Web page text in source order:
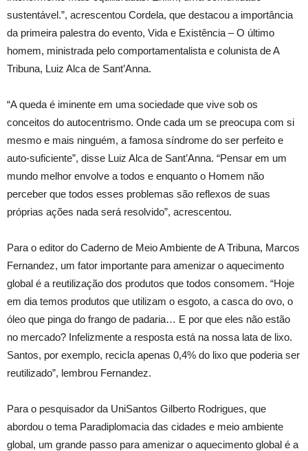
sustentável.”, acrescentou Cordela, que destacou a importância
da primeira palestra do evento, Vida e Existência – O último
homem, ministrada pelo comportamentalista e colunista de A
Tribuna, Luiz Alca de Sant’Anna.
“A queda é iminente em uma sociedade que vive sob os
conceitos do autocentrismo. Onde cada um se preocupa com si
mesmo e mais ninguém, a famosa síndrome do ser perfeito e
auto-suficiente”, disse Luiz Alca de Sant’Anna. “Pensar em um
mundo melhor envolve a todos e enquanto o Homem não
perceber que todos esses problemas são reflexos de suas
próprias ações nada será resolvido”, acrescentou.
Para o editor do Caderno de Meio Ambiente de A Tribuna, Marcos
Fernandez, um fator importante para amenizar o aquecimento
global é a reutilização dos produtos que todos consomem. “Hoje
em dia temos produtos que utilizam o esgoto, a casca do ovo, o
óleo que pinga do frango de padaria… E por que eles não estão
no mercado? Infelizmente a resposta está na nossa lata de lixo.
Santos, por exemplo, recicla apenas 0,4% do lixo que poderia ser
reutilizado”, lembrou Fernandez.
Para o pesquisador da UniSantos Gilberto Rodrigues, que
abordou o tema Paradiplomacia das cidades e meio ambiente
global, um grande passo para amenizar o aquecimento global é a